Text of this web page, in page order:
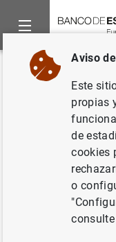
Inicio Noticias y
Volver
¿Por qué
educación
de España
Carmen Sánchez
Aviso
Este
propias
de
cookies
o